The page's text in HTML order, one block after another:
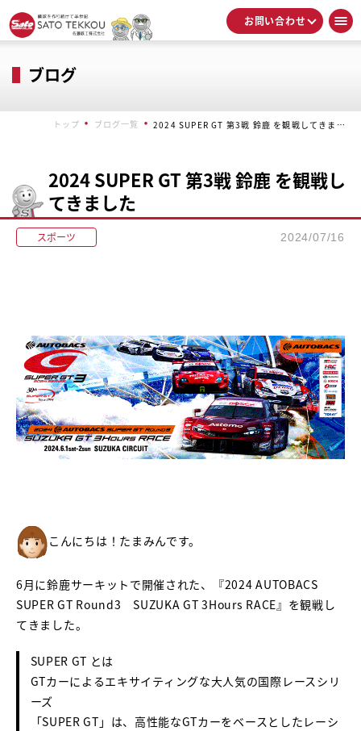
お問い合わせ
ブログ
トップ ブログ一覧 2024 SUPER GT 第3戦 鈴鹿 を観戦してきました
2024 SUPER GT 第3戦 鈴鹿 を観戦し
てきました
スポーツ 2024/07/16
こんにちは！たまみんです。
6月に鈴鹿サーキットで開催された、『2024 AUTOBACS
SUPER GT Round3 SUZUKA GT 3Hours RACE』を観戦し
てきました。
SUPER GT とは
GTカーによるエキサイティングな大人気の国際レースシリ
ーズ
「SUPER GT」は、高性能なGTカーをベースとしたレーシ